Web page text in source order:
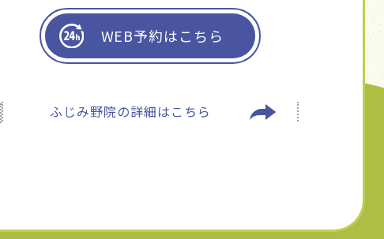
WEB予約はこちら
ふじみ野院の詳細はこちら